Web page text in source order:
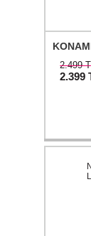
2.499
2.399